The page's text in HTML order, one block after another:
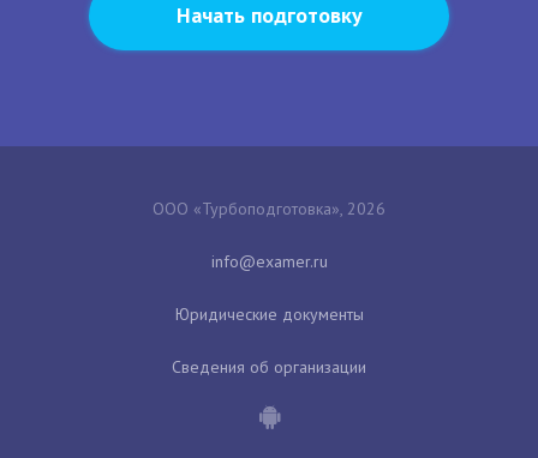
Начать подготовку
ООО «Турбоподготовка», 2026
Юридические документы
Сведения об организации